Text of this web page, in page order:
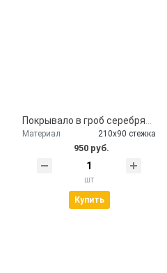
Покрывало в гроб серебряное
Материал 210х90 стежка
950 руб.
шт
Купить